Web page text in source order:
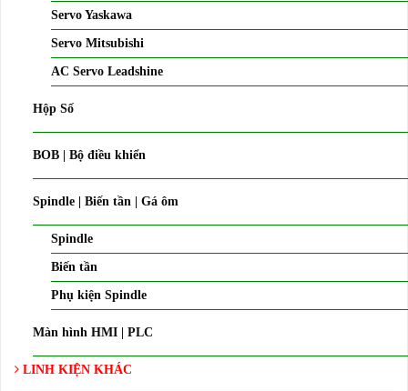
Servo Yaskawa
Servo Mitsubishi
AC Servo Leadshine
Hộp Số
BOB | Bộ điều khiển
Spindle | Biến tần | Gá ôm
Spindle
Biến tần
Phụ kiện Spindle
Màn hình HMI | PLC
LINH KIỆN KHÁC